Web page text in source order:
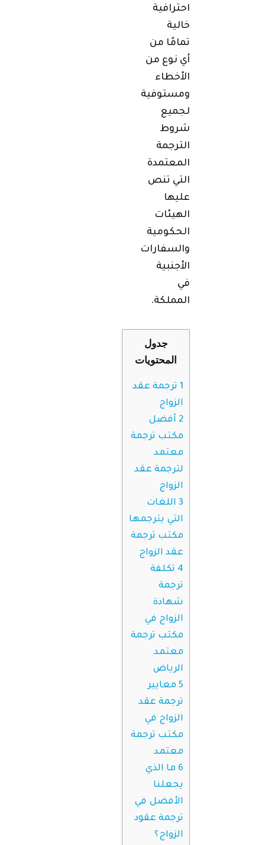
احترافية
خالية
تمامًا من
أي نوع من
الأخطاء
ومستوفية
لجميع
شروط
الترجمة
المعتمدة
التي تنص
عليها
الهيئات
الحكومية
والسفارات
الأجنبية
في
المملكة.
جدول
المحتويات
1 ترجمة عقد
الزواج
2 أفضل
مكتب ترجمة
معتمد
لترجمة عقد
الزواج
3 اللغات
التي يترجمها
مكتب ترجمة
عقد الزواج
4 تكلفة
ترجمة
شهادة
الزواج في
مكتب ترجمة
معتمد
الرياض
5 معايير
ترجمة عقد
الزواج في
مكتب ترجمة
معتمد
6 ما الذي
يجعلنا
الأفضل في
ترجمة عقود
الزواج؟